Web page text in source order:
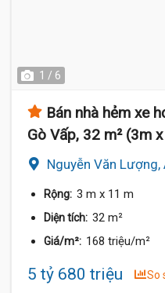
1 / 6
Bán nhà hẻm xe
Gò Vấp, 32 m² (3m
Nguyễn Văn
Rộng: 3 m x 11 m
Diện tích: 32 m²
Giá/m²: 168 triệu/m²
5 tỷ 680 triệu So